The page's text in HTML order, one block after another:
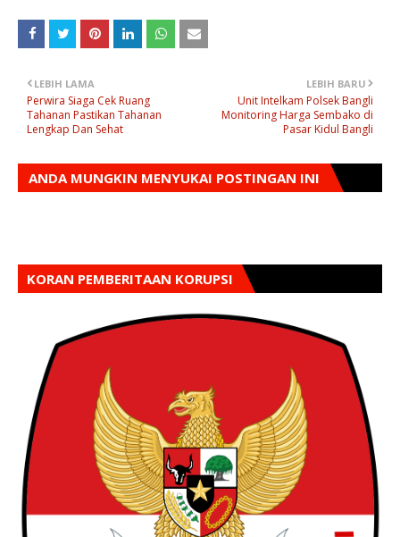
LEBIH BARU
Unit Intelkam Polsek Bangli
Monitoring Harga Sembako di
Pasar Kidul Bangli
LEBIH LAMA
Perwira Siaga Cek Ruang
Tahanan Pastikan Tahanan
Lengkap Dan Sehat
ANDA MUNGKIN MENYUKAI POSTINGAN INI
KORAN PEMBERITAAN KORUPSI